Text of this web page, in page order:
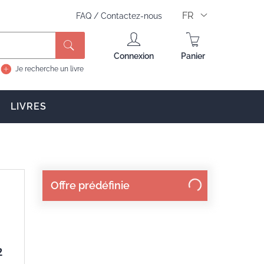
FAQ / Contactez-nous FR
Je recherche un livre
Connexion Panier
LIVRES
Offre prédéfinie